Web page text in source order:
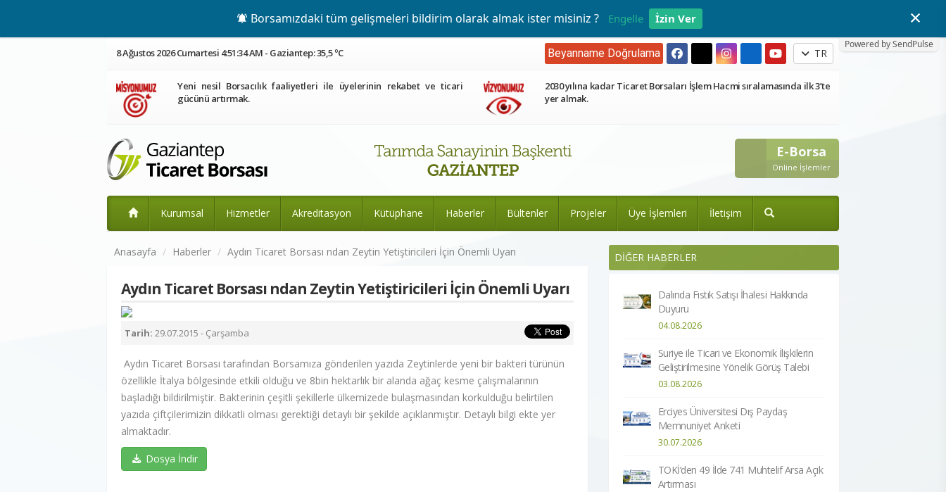
Borsamızdaki tüm gelişmeleri bildirim olarak almak ister misiniz ? Engelle İzin Ver
Powered by SendPulse
×
8 Ağustos 2026 Cumartesi 4:51:34 AM - Gaziantep: 35,5 ºC TR
Beyanname Doğrulama
Yeni nesil Borsacılık faaliyetleri ile üyelerinin rekabet ve ticari
gücünü artırmak.
2030 yılına kadar Ticaret Borsaları İşlem Hacmi sıralamasında ilk 3’te
yer almak.
E-Borsa
Online İşlemler
Kurumsal Hizmetler Akreditasyon Kütüphane Haberler Bültenler Projeler Üye İşlemleri İletişim
Anasayfa Haberler Aydın Ticaret Borsası ndan Zeytin Yetiştiricileri İçin Önemli Uyarı
Aydın Ticaret Borsası ndan Zeytin Yetiştiricileri İçin Önemli Uyarı
Tarih: 29.07.2015 - Çarşamba
Aydın Ticaret Borsası tarafından Borsamıza gönderilen yazıda Zeytinlerde yeni bir bakteri türünün
özellikle İtalya bölgesinde etkili olduğu ve 8bin hektarlık bir alanda ağaç kesme çalışmalarının
başladığı bildirilmiştir. Bakterinin çeşitli şekillerle ülkemizede bulaşmasından korkulduğu belirtilen
yazıda çiftçilerimizin dikkatli olması gerektiği detaylı bir şekilde açıklanmıştır. Detaylı bilgi ekte yer
almaktadır.
Dosya İndir
DİĞER HABERLER
Dalında Fıstık Satışı İhalesi Hakkında
Duyuru
04.08.2026
Suriye ile Ticari ve Ekonomik İlişkilerin
Geliştirilmesine Yönelik Görüş Talebi
03.08.2026
Erciyes Üniversitesi Dış Paydaş
Memnuniyet Anketi
30.07.2026
TOKİ’den 49 İlde 741 Muhtelif Arsa Açık
Artırması